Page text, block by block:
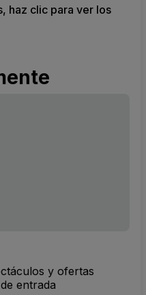
haz clic para ver los
y ofertas
entrada